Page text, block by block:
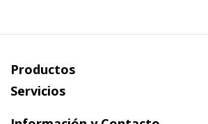
Productos
Servicios